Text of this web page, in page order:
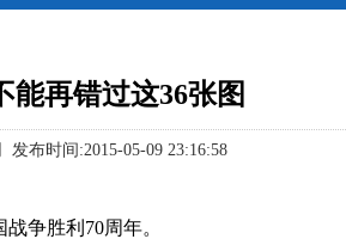
能再错过这36张图
布时间:2015-05-09 23:16:58
争胜利70周年。